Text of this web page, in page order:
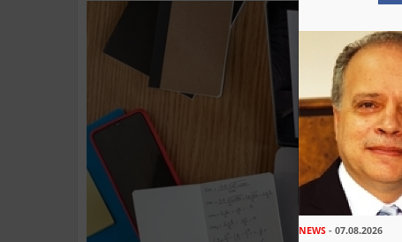
NEWS - 07.08.2026